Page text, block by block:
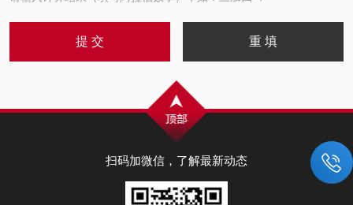
扫码加微信，了解最新动态